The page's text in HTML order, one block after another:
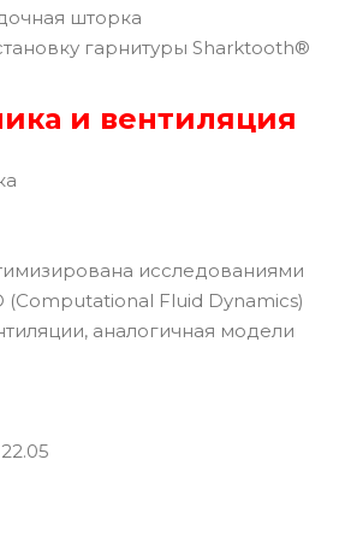
шторка
гарнитуры Sharktooth®
и вентиляция
исследованиями
(Computational Fluid Dynamics)
аналогичная модели